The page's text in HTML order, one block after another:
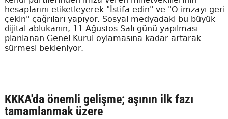
hesaplarını etiketleyerek "İstifa edin" ve "O imzayı geri
çekin" çağrıları yapıyor. Sosyal medyadaki bu büyük
dijital ablukanın, 11 Ağustos Salı günü yapılması
planlanan Genel Kurul oylamasına kadar artarak
sürmesi bekleniyor.
KKKA'da önemli gelişme; aşının ilk fazı
tamamlanmak üzere